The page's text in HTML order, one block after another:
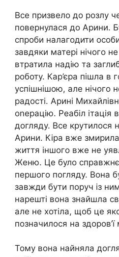
Все призвело до розлу
повернулася до Арини.
спроби налагодити
завдяки матері нічого
втратила надію та
роботу. Кар’єра пішла в
успішнішою, але нічого
радості. Арині
оnерацію. Реабіл
догляду. Все крутилося
Арини. Кіра вже
життя іншого вже не
Женю. Це було
першого погляду. Вона
завжди бути поруч із
нарешті вона знайшла
але не хотіла, щоб це
позначилося на здоров’ї
Тому вона найняла